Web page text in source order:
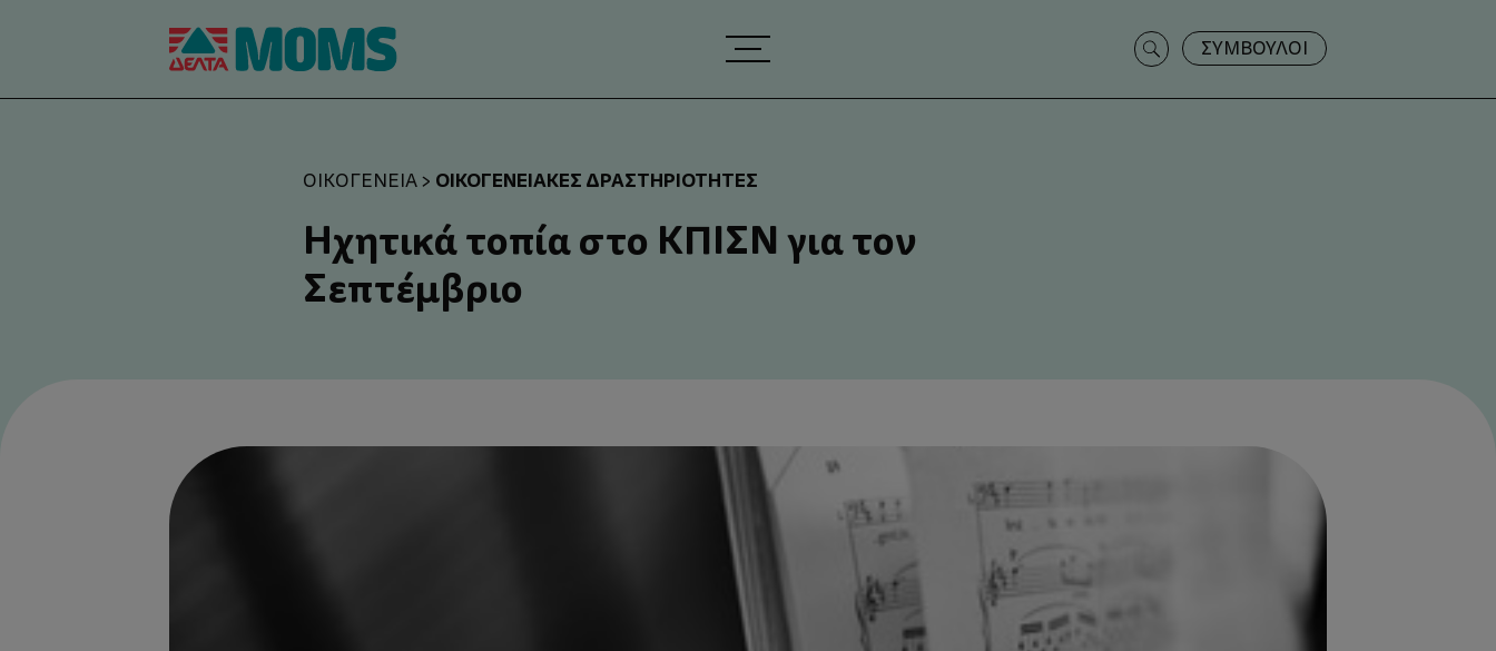
Search
for:
ΣΥΜΒΟΥΛΟΙ
ΟΙΚΟΓΈΝΕΙΑ> ΟΙΚΟΓΕΝΕΙΑΚΈΣ ΔΡΑΣΤΗΡΙΌΤΗΤΕΣ
Ηχητικά τοπία στο ΚΠΙΣΝ για τον
Σεπτέμβριο